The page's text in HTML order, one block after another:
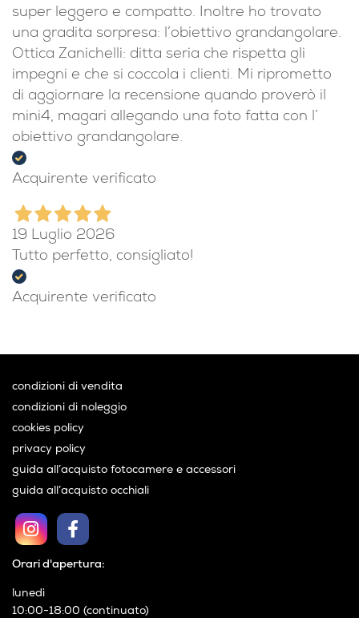
super leggero e compatto. Inoltre ho trovato
una gradita sorpresa: l’obiettivo grandangolare.
Ottica Zanichelli: ditta seria che rispetta gli
impegni e che si coccola i clienti. Mi riprometto
di aggiornare la recensione quando proverò il
mini4, magari allegando una foto fatta con l’
obiettivo grandangolare.
Acquirente verificato
19 Luglio 2026
Tutto perfetto, consigliato!
Acquirente verificato
Orari d'apertura:
lunedì
10:00-18:00 (continuato)
condizioni di vendita
condizioni di noleggio
cookies policy
privacy policy
guida all’acquisto fotocamere e accessori
guida all’acquisto occhiali